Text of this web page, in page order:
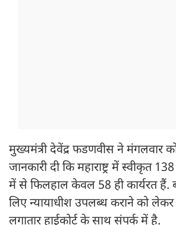
मुख्यमंत्री देवेंद्र फडणवीस ने मंगलवार
जानकारी दी कि महाराष्ट्र में स्वीकृत
में से फिलहाल केवल 58 ही कार्यरत हैं.
लिए न्यायाधीश उपलब्ध कराने को लेकर
लगातार हाईकोर्ट के साथ संपर्क में है.